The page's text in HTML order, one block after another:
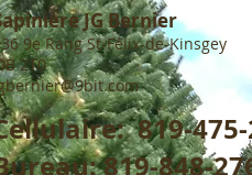
JG Bernier
9e Rang St-Félix-de-Kinsgey
2T0
819-
819-848-